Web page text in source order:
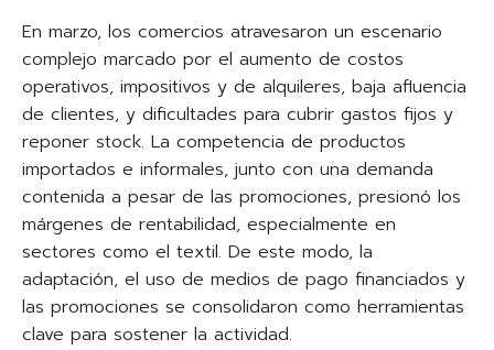
En marzo, los comercios atravesaron un escenario
complejo marcado por el aumento de costos
operativos, impositivos y de alquileres, baja afluencia
de clientes, y dificultades para cubrir gastos fijos y
reponer stock. La competencia de productos
importados e informales, junto con una demanda
contenida a pesar de las promociones, presionó los
márgenes de rentabilidad, especialmente en
sectores como el textil. De este modo, la
adaptación, el uso de medios de pago financiados y
las promociones se consolidaron como herramientas
clave para sostener la actividad.